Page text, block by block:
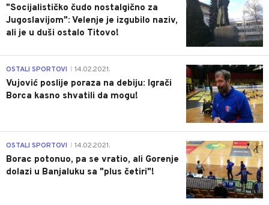
"Socijalističko čudo nostalgično za
Jugoslavijom": Velenje je izgubilo naziv,
ali je u duši ostalo Titovo!
1
OSTALI SPORTOVI 14.02.2021.
Vujović poslije poraza na debiju: Igrači
Borca kasno shvatili da mogu!
3
OSTALI SPORTOVI 14.02.2021.
Borac potonuo, pa se vratio, ali Gorenje
dolazi u Banjaluku sa "plus četiri"!